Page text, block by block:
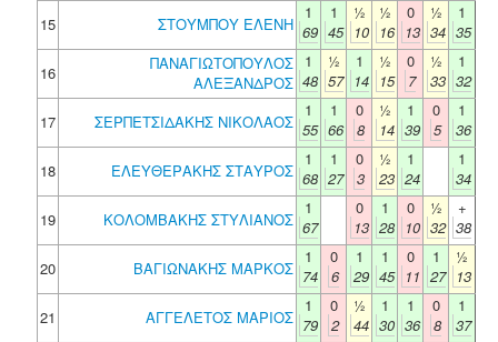
15
ΣΤΟΥΜΠΟΥ ΕΛΕΝΗ
1
69
1
45
½
10
½
16
0
13
½
34
1
35
16
ΠΑΝΑΓΙΩΤΟΠΟΥΛΟΣ
ΑΛΕΞΑΝΔΡΟΣ
1
48
½
57
1
14
½
15
0
7
½
33
1
32
17
ΣΕΡΠΕΤΣΙΔΑΚΗΣ ΝΙΚΟΛΑΟΣ
1
55
1
66
0
8
½
14
1
39
0
5
1
36
18
ΕΛΕΥΘΕΡΑΚΗΣ ΣΤΑΥΡΟΣ
1
68
1
27
0
3
½
23
1
24
1
34
19
ΚΟΛΟΜΒΑΚΗΣ ΣΤΥΛΙΑΝΟΣ
1
67
0
13
1
28
0
10
½
32
+
38
20
ΒΑΓΙΩΝΑΚΗΣ ΜΑΡΚΟΣ
1
74
0
6
1
29
1
45
0
11
1
27
½
13
21
ΑΓΓΕΛΕΤΟΣ ΜΑΡΙΟΣ
1
79
0
2
½
44
1
30
1
36
0
8
1
37